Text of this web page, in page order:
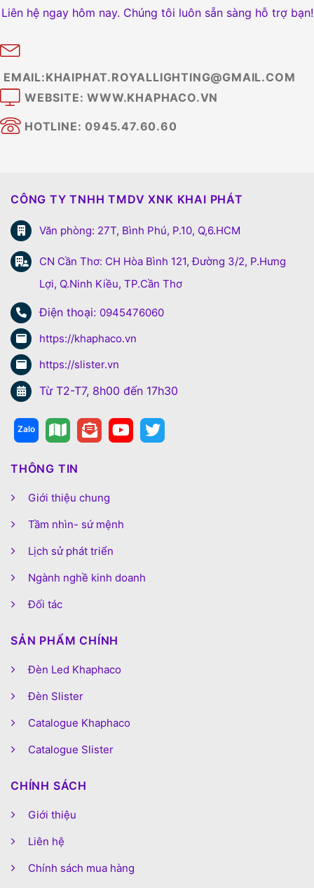
Liên hệ ngay hôm nay. Chúng tôi luôn sẵn sàng hỗ trợ bạn!
EMAIL:KHAIPHAT.ROYALLIGHTING@GMAIL.COM
WEBSITE: WWW.KHAPHACO.VN
HOTLINE: 0945.47.60.60
CÔNG TY TNHH TMDV XNK KHAI PHÁT
Văn phòng: 27T, Bình Phú, P.10, Q,6.HCM
CN Cần Thơ: CH Hòa Bình 121, Đường 3/2, P.Hưng
Lợi, Q.Ninh Kiều, TP.Cần Thơ
Điện thoại: 0945476060
https://khaphaco.vn
https://slister.vn
Từ T2-T7, 8h00 đến 17h30
THÔNG TIN
Giới thiệu chung
Tầm nhìn- sứ mệnh
Lịch sử phát triển
Ngành nghề kinh doanh
Đối tác
SẢN PHẨM CHÍNH
Đèn Led Khaphaco
Đèn Slister
Catalogue Khaphaco
Catalogue Slister
CHÍNH SÁCH
Giới thiệu
Liên hệ
Chính sách mua hàng